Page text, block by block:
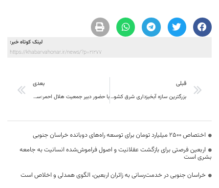
لینک کوتاه خبر:
https://khabarvahonar.ir/news/?p=21277
قبلی
بزرگترین سازه آبخیزداری شرق کشور افتتاح شد
بعدی
با حضور دبیر جمعیت هلال احمر:ساختمان اداری جمعیت هلال احمر سرایان افتتاح شد
اختصاص 2500 میلیارد تومان برای توسعه راه‌های دوبانده خراسان جنوبی
اربعین فرصتی برای بازگشت عقلانیت و اصول فراموش‌شده انسانیت به جامعه
بشری است
خراسان جنوبی در خدمت‌رسانی به زائران اربعین، الگوی همدلی و اخلاص است